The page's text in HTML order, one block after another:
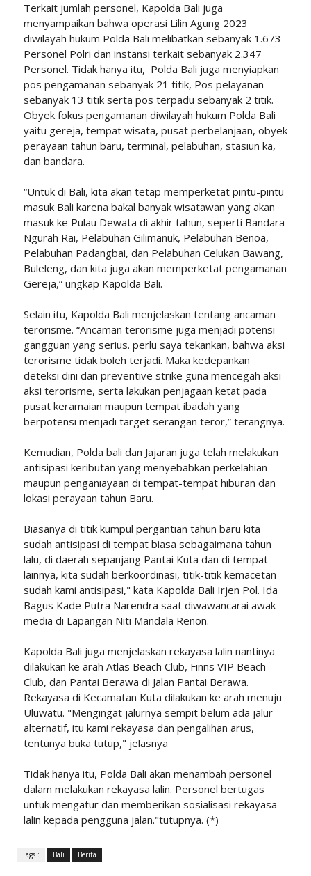
Terkait jumlah personel, Kapolda Bali juga
menyampaikan bahwa operasi Lilin Agung 2023
diwilayah hukum Polda Bali melibatkan sebanyak 1.673
Personel Polri dan instansi terkait sebanyak 2.347
Personel. Tidak hanya itu, Polda Bali juga menyiapkan
pos pengamanan sebanyak 21 titik, Pos pelayanan
sebanyak 13 titik serta pos terpadu sebanyak 2 titik.
Obyek fokus pengamanan diwilayah hukum Polda Bali
yaitu gereja, tempat wisata, pusat perbelanjaan, obyek
perayaan tahun baru, terminal, pelabuhan, stasiun ka,
dan bandara.
“Untuk di Bali, kita akan tetap memperketat pintu-pintu
masuk Bali karena bakal banyak wisatawan yang akan
masuk ke Pulau Dewata di akhir tahun, seperti Bandara
Ngurah Rai, Pelabuhan Gilimanuk, Pelabuhan Benoa,
Pelabuhan Padangbai, dan Pelabuhan Celukan Bawang,
Buleleng, dan kita juga akan memperketat pengamanan
Gereja,” ungkap Kapolda Bali.
Selain itu, Kapolda Bali menjelaskan tentang ancaman
terorisme. “Ancaman terorisme juga menjadi potensi
gangguan yang serius. perlu saya tekankan, bahwa aksi
terorisme tidak boleh terjadi. Maka kedepankan
deteksi dini dan preventive strike guna mencegah aksi-
aksi terorisme, serta lakukan penjagaan ketat pada
pusat keramaian maupun tempat ibadah yang
berpotensi menjadi target serangan teror,” terangnya.
Kemudian, Polda bali dan Jajaran juga telah melakukan
antisipasi keributan yang menyebabkan perkelahian
maupun penganiayaan di tempat-tempat hiburan dan
lokasi perayaan tahun Baru.
Biasanya di titik kumpul pergantian tahun baru kita
sudah antisipasi di tempat biasa sebagaimana tahun
lalu, di daerah sepanjang Pantai Kuta dan di tempat
lainnya, kita sudah berkoordinasi, titik-titik kemacetan
sudah kami antisipasi," kata Kapolda Bali Irjen Pol. Ida
Bagus Kade Putra Narendra saat diwawancarai awak
media di Lapangan Niti Mandala Renon.
Kapolda Bali juga menjelaskan rekayasa lalin nantinya
dilakukan ke arah Atlas Beach Club, Finns VIP Beach
Club, dan Pantai Berawa di Jalan Pantai Berawa.
Rekayasa di Kecamatan Kuta dilakukan ke arah menuju
Uluwatu. "Mengingat jalurnya sempit belum ada jalur
alternatif, itu kami rekayasa dan pengalihan arus,
tentunya buka tutup," jelasnya
Tidak hanya itu, Polda Bali akan menambah personel
dalam melakukan rekayasa lalin. Personel bertugas
untuk mengatur dan memberikan sosialisasi rekayasa
lalin kepada pengguna jalan."tutupnya. (*)
Tags : Bali Berita